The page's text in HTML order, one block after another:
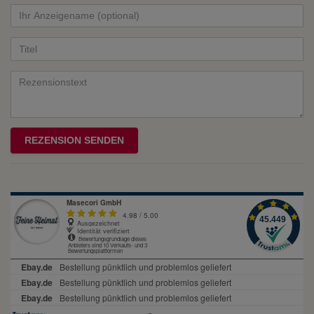
von
5
Bewertungssternen
von
5
Bewertungssternen
von
5
Bewertungssternen
von
5
Bewertungssternen
von
5
Bewertungssternen
Anzeigename
(optional)
REZENSION SENDEN